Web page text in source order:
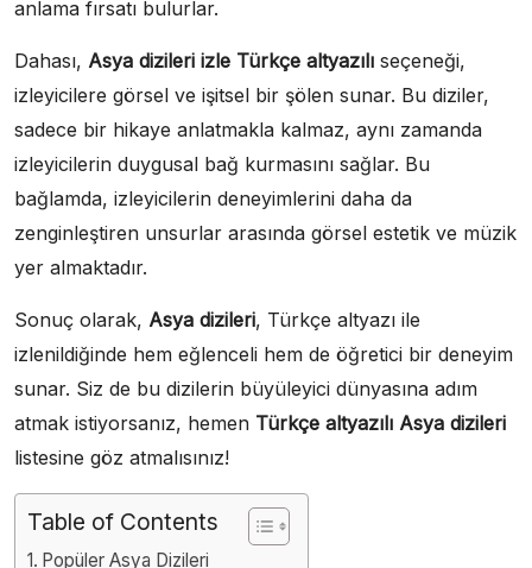
anlama fırsatı bulurlar.
Dahası, Asya dizileri izle Türkçe altyazılı seçeneği,
izleyicilere görsel ve işitsel bir şölen sunar. Bu diziler,
sadece bir hikaye anlatmakla kalmaz, aynı zamanda
izleyicilerin duygusal bağ kurmasını sağlar. Bu
bağlamda, izleyicilerin deneyimlerini daha da
zenginleştiren unsurlar arasında görsel estetik ve müzik
yer almaktadır.
Sonuç olarak, Asya dizileri, Türkçe altyazı ile
izlenildiğinde hem eğlenceli hem de öğretici bir deneyim
sunar. Siz de bu dizilerin büyüleyici dünyasına adım
atmak istiyorsanız, hemen Türkçe altyazılı Asya dizileri
listesine göz atmalısınız!
Table of Contents
Popüler Asya Dizileri